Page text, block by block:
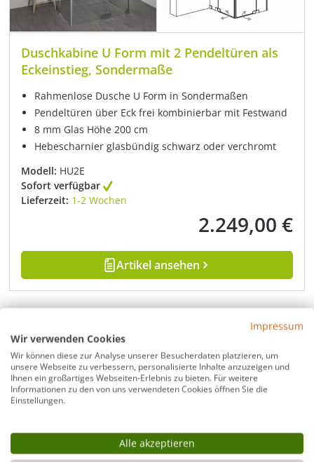
Duschkabine U Form mit 2 Pendeltüren als
Eckeinstieg, Sondermaße
Rahmenlose Dusche U Form in Sondermaßen
Pendeltüren über Eck frei kombinierbar mit Festwand
8 mm Glas Höhe 200 cm
Hebescharnier glasbündig schwarz oder verchromt
Modell: HU2E
Sofort verfügbar
Lieferzeit: 1-2 Wochen
Regulärer Preis:
2.249,00 €
Artikel ansehen
Impressum
Wir verwenden Cookies
Wir können diese zur Analyse unserer Besucherdaten platzieren, um
unsere Webseite zu verbessern, personalisierte Inhalte anzuzeigen und
Ihnen ein großartiges Webseiten-Erlebnis zu bieten. Für weitere
Informationen zu den von uns verwendeten Cookies öffnen Sie die
Einstellungen.
Alle akzeptieren